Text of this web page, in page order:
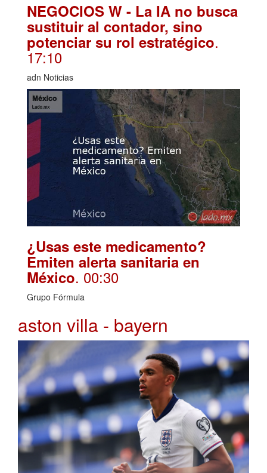
NEGOCIOS W - La IA no busca
sustituir al contador, sino
potenciar su rol estratégico.
17:10
adn Noticias
¿Usas este medicamento?
Emiten alerta sanitaria en
México. 00:30
Grupo Fórmula
aston villa - bayern